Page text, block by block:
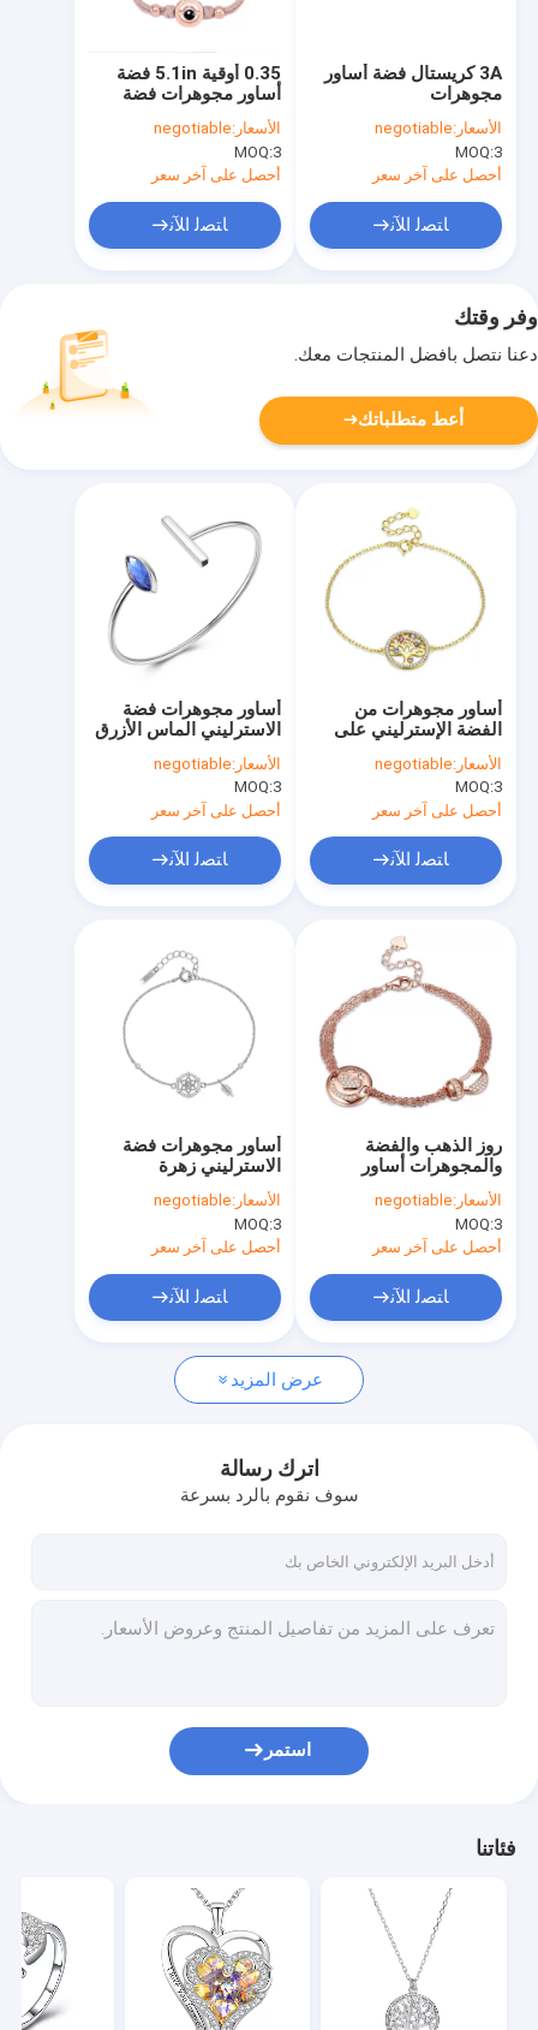
مراقبة الجودة
اتصل بنا
الاسترليني قلادة فضية القلب قلادة
خواتم مجوهرات فضة استرليني
أقراط مجوهرات فضة استرليني
0.35 أوقية 5.1in فضة
أساور مجوهرات فضة
الكرة المنزلق سوار
صديقة
الأسعار:negotiable
MOQ:3
أحصل على آخر سعر
ﺎﺘﺼﻟ ﺍﻶﻧ
3A كريستال فضة أساور
مجوهرات
الأسعار:negotiable
MOQ:3
أحصل على آخر سعر
ﺎﺘﺼﻟ ﺍﻶﻧ
وفر وقتك
دعنا نتصل بأفضل المنتجات معك.
أعط متطلباتك
أساور مجوهرات فضة
الاسترليني الماس الأزرق
الأسعار:negotiable
MOQ:3
أحصل على آخر سعر
ﺎﺘﺼﻟ ﺍﻶﻧ
أساور مجوهرات من
الفضة الإسترليني على
شكل شجرة الحياة
الأسعار:negotiable
MOQ:3
أحصل على آخر سعر
ﺎﺘﺼﻟ ﺍﻶﻧ
أساور مجوهرات فضة
الاسترليني زهرة
الأسعار:negotiable
MOQ:3
أحصل على آخر سعر
ﺎﺘﺼﻟ ﺍﻶﻧ
روز الذهب والفضة
والمجوهرات أساور
الأسعار:negotiable
MOQ:3
أحصل على آخر سعر
ﺎﺘﺼﻟ ﺍﻶﻧ
عرض المزيد
اترك رسالة
سوف نقوم بالرد بسرعة
استمر
فئاتنا